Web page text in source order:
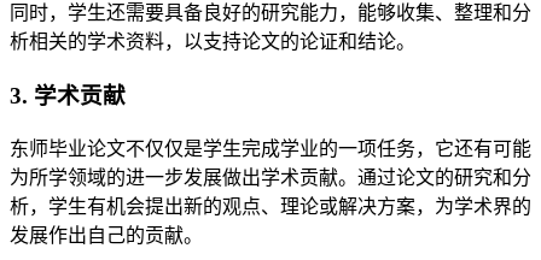
同时，学生还需要具备良好的研究能力，能够收集、整理和分
析相关的学术资料，以支持论文的论证和结论。
3. 学术贡献
东师毕业论文不仅仅是学生完成学业的一项任务，它还有可能
为所学领域的进一步发展做出学术贡献。通过论文的研究和分
析，学生有机会提出新的观点、理论或解决方案，为学术界的
发展作出自己的贡献。